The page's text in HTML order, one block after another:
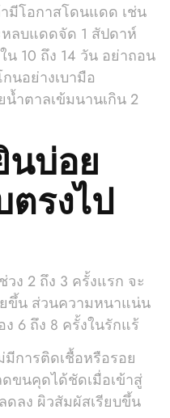
มีโอกาสโดนแดด เช่น
ลบแดดจัด 1 สัปดาห์
น 10 ถึง 14 วัน อย่าถอน
นอย่างเบามือ
ำตาลเข้มนานเกิน 2
บ่อย
รงไป
ง 2 ถึง 3 ครั้งแรก จะ
ขึ้น ส่วนความหนาแน่น
6 ถึง 8 ครั้งในรักแร้
การติดเชื้อหรือรอย
ดขนคุดได้ชัดเมื่อเข้าสู่
ลง ผิวสัมผัสเรียบขึ้น